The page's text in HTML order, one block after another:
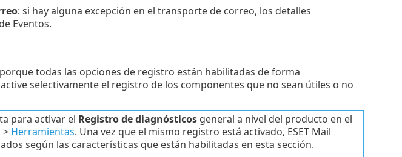
: si hay alguna excepción en el transporte de correo, los detalles
Eventos.
todas las opciones de registro están habilitadas de forma
selectivamente el registro de los componentes que no sean útiles o no
para activar el Registro de diagnósticosgeneral a nivel del producto en el
> Herramientas. Una vez que el mismo registro está activado, ESET Mail
según las características que están habilitadas en esta sección.